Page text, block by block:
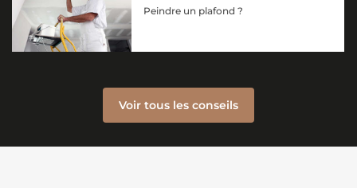
Peindre un plafond ?
Voir tous les conseils